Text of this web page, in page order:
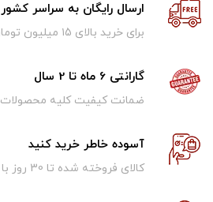
ارسال رایگان به سراسر کشور
برای خرید بالای ۱5 میلیون تومان
گارانتی 6 ماه تا 2 سال
ضمانت کیفیت کلیه محصولات
آسوده خاطر خرید کنید
کالای فروخته شده تا 30 روز با احترام پس گرفته می شود.